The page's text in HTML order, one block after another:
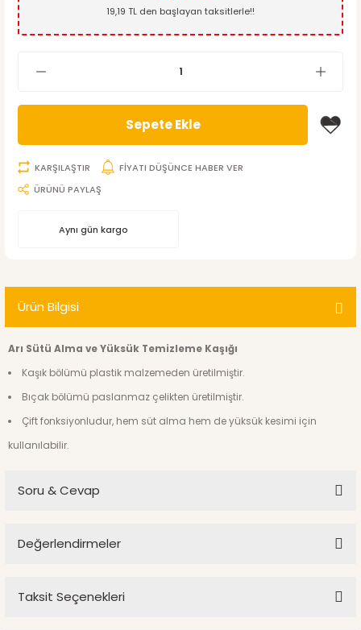
19,19 TL den başlayan taksitlerle!!
Sepete Ekle
KARŞILAŞTIR
FİYATI DÜŞÜNCE HABER VER
ÜRÜNÜ PAYLAŞ
Aynı gün kargo
Ürün Bilgisi
Arı Sütü Alma ve Yüksük Temizleme Kaşığı
Kaşık bölümü plastik malzemeden üretilmiştir.
Bıçak bölümü paslanmaz çelikten üretilmiştir.
Çift fonksiyonludur, hem süt alma hem de yüksük kesimi için
kullanılabilir.
Soru & Cevap
Değerlendirmeler
Taksit Seçenekleri